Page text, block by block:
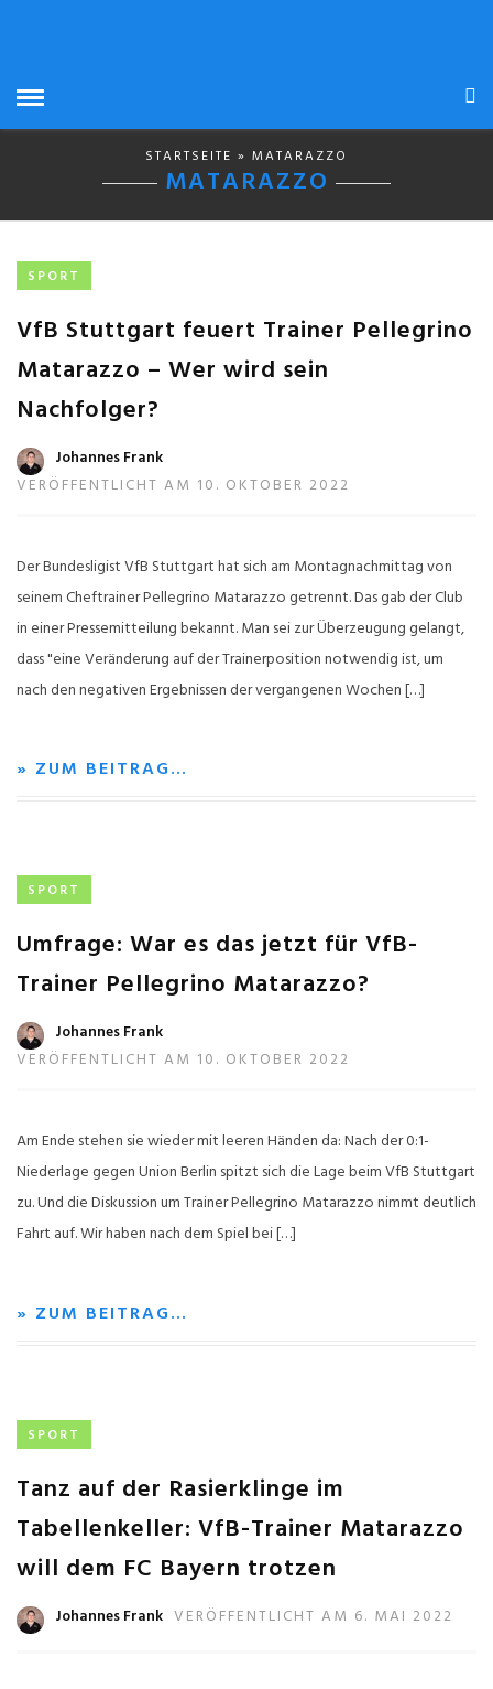
STARTSEITE » MATARAZZO
MATARAZZO
SPORT
VfB Stuttgart feuert Trainer Pellegrino
Matarazzo – Wer wird sein
Nachfolger?
Johannes Frank
VERÖFFENTLICHT AM 10. OKTOBER 2022
Der Bundesligist VfB Stuttgart hat sich am Montagnachmittag von
seinem Cheftrainer Pellegrino Matarazzo getrennt. Das gab der Club
in einer Pressemitteilung bekannt. Man sei zur Überzeugung gelangt,
dass "eine Veränderung auf der Trainerposition notwendig ist, um
nach den negativen Ergebnissen der vergangenen Wochen […]
» ZUM BEITRAG…
SPORT
Umfrage: War es das jetzt für VfB-
Trainer Pellegrino Matarazzo?
Johannes Frank
VERÖFFENTLICHT AM 10. OKTOBER 2022
Am Ende stehen sie wieder mit leeren Händen da: Nach der 0:1-
Niederlage gegen Union Berlin spitzt sich die Lage beim VfB Stuttgart
zu. Und die Diskussion um Trainer Pellegrino Matarazzo nimmt deutlich
Fahrt auf. Wir haben nach dem Spiel bei […]
» ZUM BEITRAG…
SPORT
Tanz auf der Rasierklinge im
Tabellenkeller: VfB-Trainer Matarazzo
will dem FC Bayern trotzen
Johannes Frank VERÖFFENTLICHT AM 6. MAI 2022